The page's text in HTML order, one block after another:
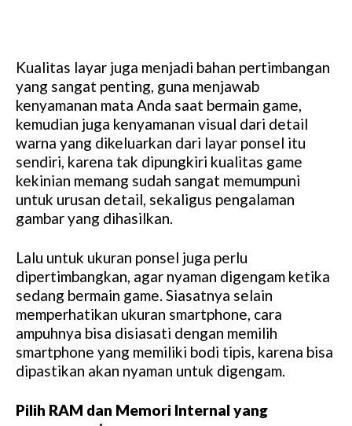
Kualitas layar juga menjadi bahan pertimbangan
yang sangat penting, guna menjawab
kenyamanan mata Anda saat bermain game,
kemudian juga kenyamanan visual dari detail
warna yang dikeluarkan dari layar ponsel itu
sendiri, karena tak dipungkiri kualitas game
kekinian memang sudah sangat memumpuni
untuk urusan detail, sekaligus pengalaman
gambar yang dihasilkan.
Lalu untuk ukuran ponsel juga perlu
dipertimbangkan, agar nyaman digengam ketika
sedang bermain game. Siasatnya selain
memperhatikan ukuran smartphone, cara
ampuhnya bisa disiasati dengan memilih
smartphone yang memiliki bodi tipis, karena bisa
dipastikan akan nyaman untuk digengam.
Pilih RAM dan Memori Internal yang